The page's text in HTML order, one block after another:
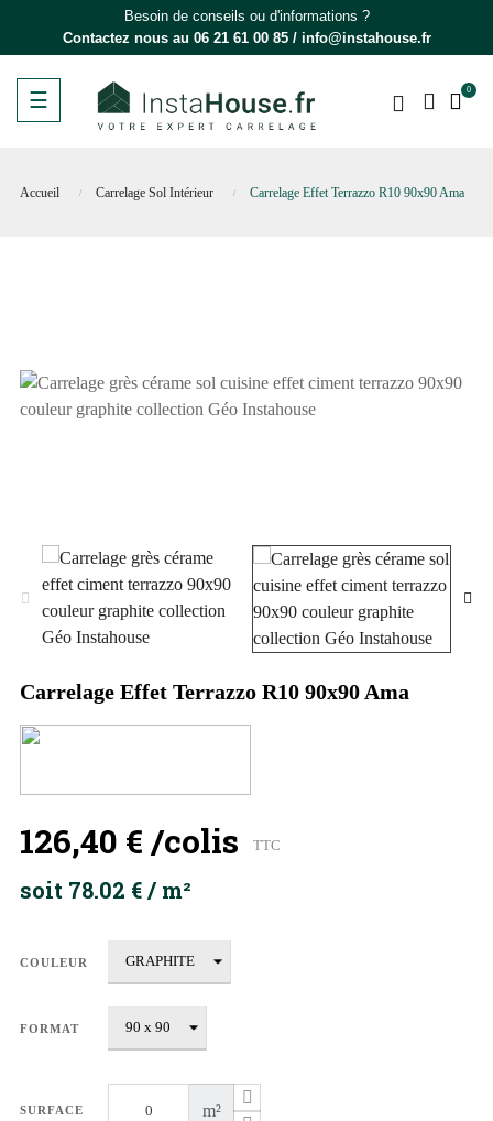
Besoin de conseils ou d'informations ?
Contactez nous au 06 21 61 00 85/ info@instahouse.fr
Basculer
la
☰ 0
Accueil Carrelage Sol Intérieur Carrelage Effet Terrazzo R10 90x90 Ama
Carrelage Effet Terrazzo R10 90x90 Ama
126,40 € /colis TTC
soit 78.02 € / m²
COULEUR
FORMAT
SURFACE m²